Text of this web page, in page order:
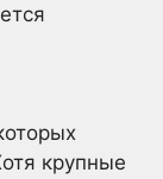
крупные